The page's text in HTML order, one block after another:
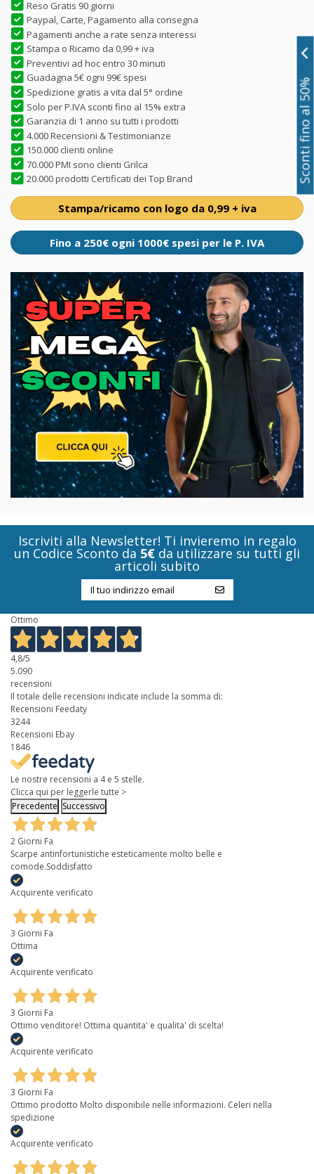
Reso Gratis 90 giorni
Paypal, Carte, Pagamento alla consegna
Pagamenti anche a rate senza interessi
Stampa o Ricamo da 0,99 + iva
Preventivi ad hoc entro 30 minuti
Guadagna 5€ ogni 99€ spesi
Spedizione gratis a vita dal 5° ordine
Solo per P.IVA sconti fino al 15% extra
Garanzia di 1 anno su tutti i prodotti
4.000 Recensioni & Testimonianze
150.000 clienti online
70.000 PMI sono clienti Grilca
20.000 prodotti Certificati dei Top Brand
Stampa/ricamo con logo da 0,99 + iva
Fino a 250€ ogni 1000€ spesi per le P. IVA
Iscriviti alla Newsletter! Ti invieremo in regalo
un Codice Sconto da 5€ da utilizzare su tutti gli
articoli subito
Ottimo
4,8/5
5.090
recensioni
Il totale delle recensioni indicate include la somma di:
Recensioni Feedaty
3244
Recensioni Ebay
1846
Le nostre recensioni a 4 e 5 stelle.
Clicca qui per leggerle tutte >
Precedente Successivo
2 Giorni Fa
Scarpe antinfortunistiche esteticamente molto belle e
comode.Soddisfatto
Acquirente verificato
3 Giorni Fa
Ottima
Acquirente verificato
3 Giorni Fa
Ottimo venditore! Ottima quantita' e qualita' di scelta!
Acquirente verificato
3 Giorni Fa
Ottimo prodotto Molto disponibile nelle informazioni. Celeri nella
spedizione
Acquirente verificato
Sconti fino al 50%